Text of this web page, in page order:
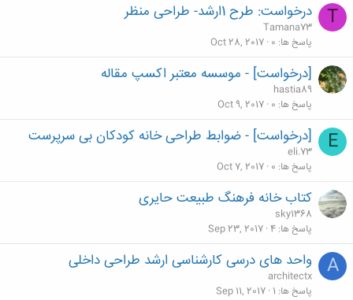
T درخواست: طرح 1ارشد- طراحی منظر
Tamana73
پاسخ ها 0
Oct 28, 2017
[درخواست] - موسسه معتبر اکسپ مقاله
hastia89
پاسخ ها 0
Oct 9, 2017
E [درخواست] - ضوابط طراحی خانه کودکان بی سرپرست
eli.73
پاسخ ها 0
Oct 7, 2017
کتاب خانه فرهنگ طبیعت حایری
sky1368
پاسخ ها 4
Sep 23, 2017
A واحد های درسی کارشناسی ارشد طراحی داخلی
architectx
پاسخ ها 1
Sep 11, 2017